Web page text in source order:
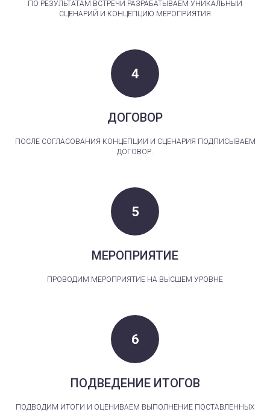
ПО РЕЗУЛЬТАТАМ ВСТРЕЧИ РАЗРАБАТЫВАЕМ УНИКАЛЬНЫЙ
СЦЕНАРИЙ И КОНЦЕПЦИЮ МЕРОПРИЯТИЯ
ДОГОВОР
ПОСЛЕ СОГЛАСОВАНИЯ КОНЦЕПЦИИ И СЦЕНАРИЯ ПОДПИСЫВАЕМ
ДОГОВОР.
МЕРОПРИЯТИЕ
ПРОВОДИМ МЕРОПРИЯТИЕ НА ВЫСШЕМ УРОВНЕ
ПОДВЕДЕНИЕ ИТОГОВ
ПОДВОДИМ ИТОГИ И ОЦЕНИВАЕМ ВЫПОЛНЕНИЕ ПОСТАВЛЕННЫХ